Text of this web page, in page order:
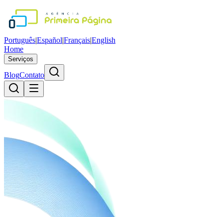
Português|Español|Français|English
Home
Serviços
BlogContato